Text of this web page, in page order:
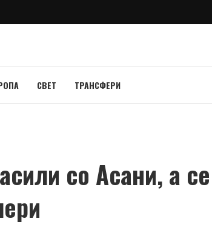
СВЕТ ТРАНСФЕРИ
со Асани, а